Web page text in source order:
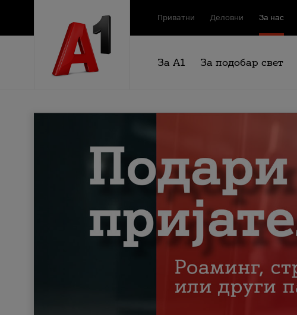
Приватни Деловни За нас
За А1 За подобар свет